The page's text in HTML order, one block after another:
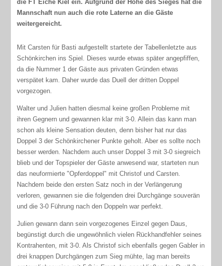
die FT Eiche Kiel ein. Aufgrund der Höhe des Sieges hat die
Mannschaft nun auch die rote Laterne an die Gäste
weitergereicht.
Mit Carsten für Basti aufgestellt startete der Tabellenletzte aus
Schönkirchen ins Spiel. Dieses wurde etwas später angepfiffen,
da die Nummer 1 der Gäste aus privaten Gründen etwas
verspätet kam. Daher wurde das Duell der dritten Doppel
vorgezogen.
Walter und Julien hatten diesmal keine großen Probleme mit
ihren Gegnern und gewannen klar mit 3-0. Allein das kann man
schon als kleine Sensation deuten, denn bisher hat nur das
Doppel 3 der Schönkirchener Punkte geholt. Aber es sollte noch
besser werden. Nachdem auch unser Doppel 3 mit 3-0 siegreich
blieb und der Topspieler der Gäste anwesend war, starteten nun
das neuformierte "Opferdoppel" mit Christof und Carsten.
Nachdem beide den ersten Satz noch in der Verlängerung
verloren, gewannen sie die folgenden drei Durchgänge souverän
und die 3-0 Führung nach den Doppeln war perfekt.
Julien gewann dann sein vorgezogenes Einzel gegen Daus,
begünstigt durch die ungewöhnlich vielen Rückhandfehler seines
Kontrahenten, mit 3-0. Als Christof sich ebenfalls gegen Gabler in
drei knappen Durchgängen zum Sieg mühte, lag man bereits